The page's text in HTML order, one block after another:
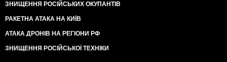
ЗНИЩЕННЯ РОСІЙСЬКИХ ОКУПАНТІВ
РАКЕТНА АТАКА НА КИЇВ
АТАКА ДРОНІВ НА РЕГІОНИ РФ
ЗНИЩЕННЯ РОСІЙСЬКОЇ ТЕХНІКИ